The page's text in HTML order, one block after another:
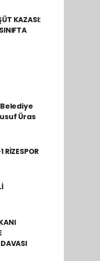
KAZASI:
Üras
RİZESPOR